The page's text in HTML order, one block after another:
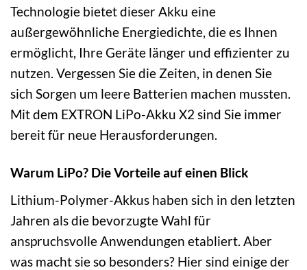
Technologie bietet dieser Akku eine
außergewöhnliche Energiedichte, die es Ihnen
ermöglicht, Ihre Geräte länger und effizienter zu
nutzen. Vergessen Sie die Zeiten, in denen Sie
sich Sorgen um leere Batterien machen mussten.
Mit dem EXTRON LiPo-Akku X2 sind Sie immer
bereit für neue Herausforderungen.
Warum LiPo? Die Vorteile auf einen Blick
Lithium-Polymer-Akkus haben sich in den letzten
Jahren als die bevorzugte Wahl für
anspruchsvolle Anwendungen etabliert. Aber
was macht sie so besonders? Hier sind einige der